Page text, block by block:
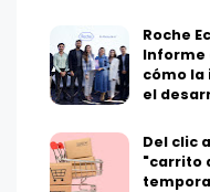
Roche
Informe
cómo la
el
Del clic
"carrito